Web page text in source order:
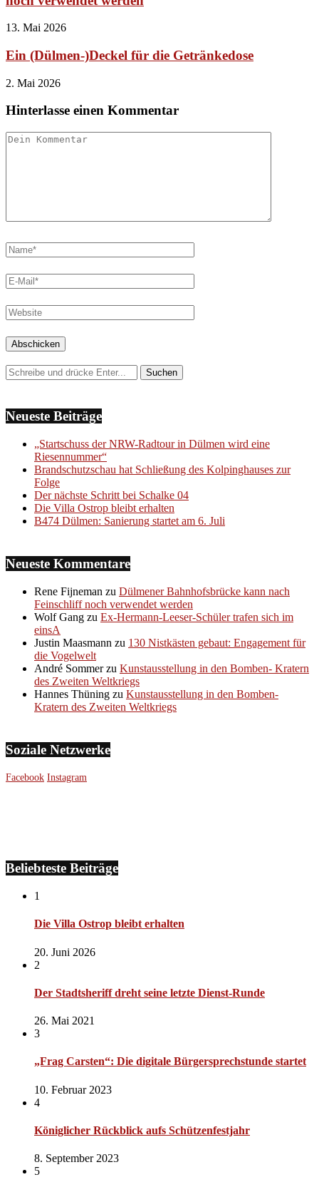
13. Mai 2026
Ein (Dülmen-)Deckel für die Getränkedose
2. Mai 2026
Hinterlasse einen Kommentar
Neueste Beiträge
„Startschuss der NRW-Radtour in Dülmen wird eine
Riesennummer“
Brandschutzschau hat Schließung des Kolpinghauses zur
Folge
Der nächste Schritt bei Schalke 04
Die Villa Ostrop bleibt erhalten
B474 Dülmen: Sanierung startet am 6. Juli
Neueste Kommentare
Rene Fijneman zu Dülmener Bahnhofsbrücke kann nach
Feinschliff noch verwendet werden
Wolf Gang zu Ex-Hermann-Leeser-Schüler trafen sich im
einsA
Justin Maasmann zu 130 Nistkästen gebaut: Engagement für
die Vogelwelt
André Sommerzu Kunstausstellung in den Bomben- Kratern
des Zweiten Weltkriegs
Hannes Thüning zu Kunstausstellung in den Bomben-
Kratern des Zweiten Weltkriegs
Soziale Netzwerke
Facebook Instagram
Beliebteste Beiträge
1
Die Villa Ostrop bleibt erhalten
20. Juni 2026
2
Der Stadtsheriff dreht seine letzte Dienst-Runde
26. Mai 2021
3
„Frag Carsten“: Die digitale Bürgersprechstunde startet
10. Februar 2023
4
Königlicher Rückblick aufs Schützenfestjahr
8. September 2023
5